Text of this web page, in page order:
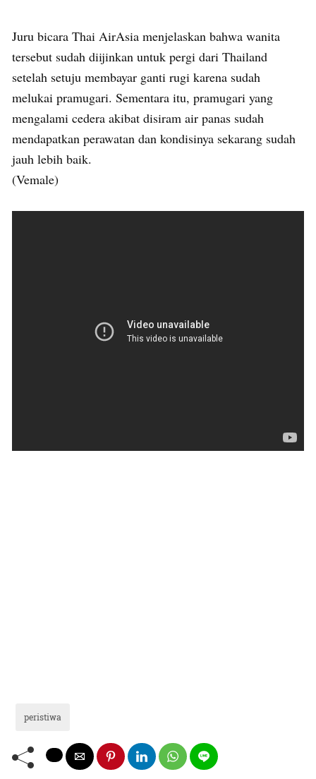
Juru bicara Thai AirAsia menjelaskan bahwa wanita
tersebut sudah diijinkan untuk pergi dari Thailand
setelah setuju membayar ganti rugi karena sudah
melukai pramugari. Sementara itu, pramugari yang
mengalami cedera akibat disiram air panas sudah
mendapatkan perawatan dan kondisinya sekarang sudah
jauh lebih baik.
(Vemale)
peristiwa